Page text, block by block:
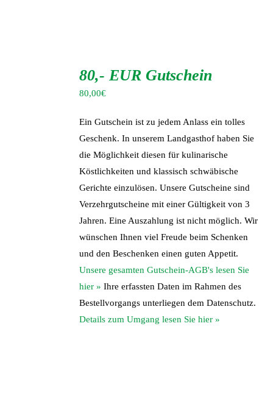
80,- EUR Gutschein
80,00€
Ein Gutschein ist zu jedem Anlass ein tolles
Geschenk. In unserem Landgasthof haben Sie
die Möglichkeit diesen für kulinarische
Köstlichkeiten und klassisch schwäbische
Gerichte einzulösen. Unsere Gutscheine sind
Verzehrgutscheine mit einer Gültigkeit von 3
Jahren. Eine Auszahlung ist nicht möglich. Wir
wünschen Ihnen viel Freude beim Schenken
und den Beschenken einen guten Appetit.
Unsere gesamten Gutschein-AGB's lesen Sie
hier » Ihre erfassten Daten im Rahmen des
Bestellvorgangs unterliegen dem Datenschutz.
Details zum Umgang lesen Sie hier »